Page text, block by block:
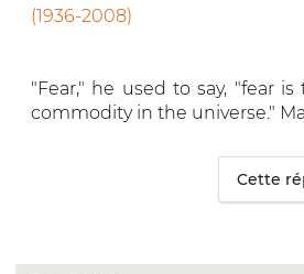
(1936-2008)
"Fear," he used to say, "fear
commodity in the universe."
Cette